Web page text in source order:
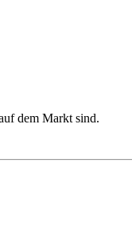
dem Markt sind.